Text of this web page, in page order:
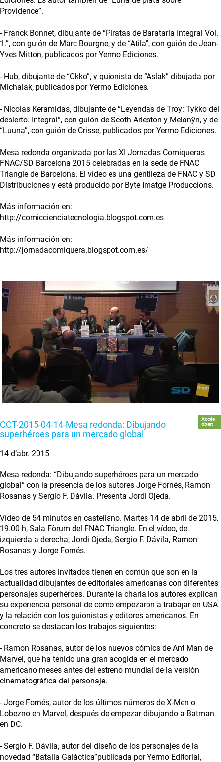
Providence”.
- Franck Bonnet, dibujante de “Piratas de Barataria Integral Vol.
1.”, con guión de Marc Bourgne, y de “Atila”, con guión de Jean-
Yves Mitton, publicados por Yermo Ediciones.
- Hub, dibujante de “Okko”, y guionista de “Aslak” dibujada por
Michalak, publicados por Yermo Ediciones.
- Nicolas Keramidas, dibujante de “Leyendas de Troy: Tykko del
desierto. Integral”, con guión de Scoth Arleston y Melanÿn, y de
“Luuna”, con guión de Crisse, publicados por Yermo Ediciones.
Mesa redonda organizada por las XI Jornadas Comiqueras
FNAC/SD Barcelona 2015 celebradas en la sede de FNAC
Triangle de Barcelona. El vídeo es una gentileza de FNAC y SD
Distribuciones y está producido por Byte Imatge Produccions.
Más información en:
http://comiccienciatecnologia.blogspot.com.es
Más información en:
http://jornadacomiquera.blogspot.com.es/
CCT-2015-04-14-Mesa redonda: Dibujando
superhéroes para un mercado global
Accés
obert
14 d’abr. 2015
Mesa redonda: “Dibujando superhéroes para un mercado
global” con la presencia de los autores Jorge Fornés, Ramon
Rosanas y Sergio F. Dávila. Presenta Jordi Ojeda.
Vídeo de 54 minutos en castellano. Martes 14 de abril de 2015,
19.00 h, Sala Fòrum del FNAC Triangle. En el vídeo, de
izquierda a derecha, Jordi Ojeda, Sergio F. Dávila, Ramon
Rosanas y Jorge Fornés.
Los tres autores invitados tienen en común que son en la
actualidad dibujantes de editoriales americanas con diferentes
personajes superhéroes. Durante la charla los autores explican
su experiencia personal de cómo empezaron a trabajar en USA
y la relación con los guionistas y editores americanos. En
concreto se destacan los trabajos siguientes:
- Ramon Rosanas, autor de los nuevos cómics de Ant Man de
Marvel, que ha tenido una gran acogida en el mercado
americano meses antes del estreno mundial de la versión
cinematográfica del personaje.
- Jorge Fornés, autor de los últimos números de X-Men o
Lobezno en Marvel, después de empezar dibujando a Batman
en DC.
- Sergio F. Dávila, autor del diseño de los personajes de la
novedad “Batalla Galáctica”publicada por Yermo Editorial,